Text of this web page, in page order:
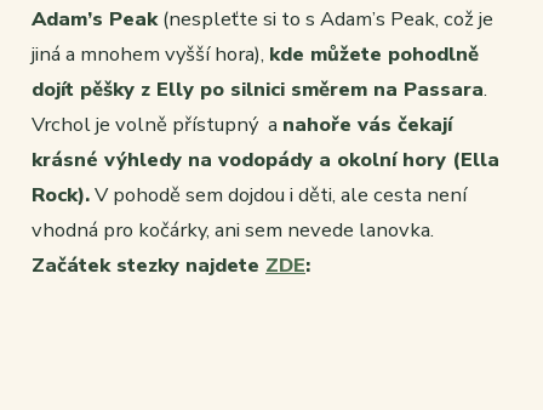
Adam’s Peak(nespleťte si to s Adam’s Peak, což je
jiná a mnohem vyšší hora), kde můžete pohodlně
dojít pěšky z Elly po silnici směrem na Passara.
Vrchol je volně přístupný a nahoře vás čekají
krásné výhledy na vodopády a okolní hory (Ella
Rock).V pohodě sem dojdou i děti, ale cesta není
vhodná pro kočárky, ani sem nevede lanovka.
Začátek stezky najdete ZDE: